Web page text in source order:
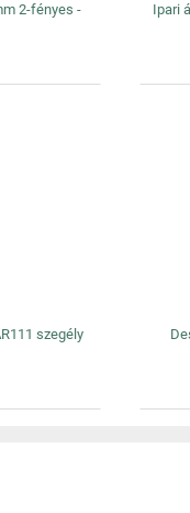
2-fényes -
Ipari
szegély